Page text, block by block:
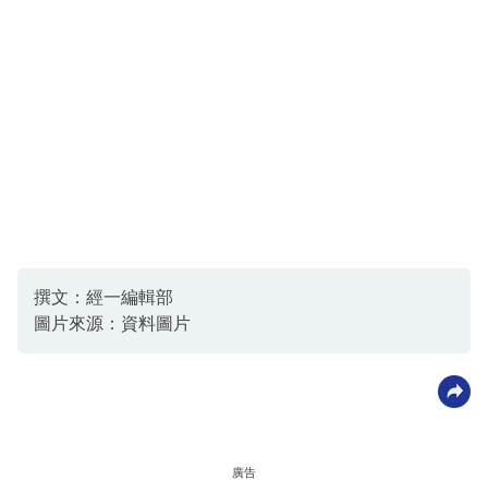
撰文：經一編輯部
圖片來源：資料圖片
廣告